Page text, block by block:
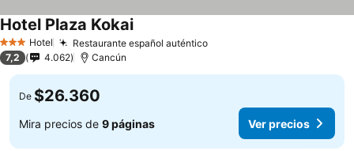
3 Estrellas
Hotel Restaurante español auténtico
Hotel Plaza Kokai
7,2 4.062 Cancún
De $26.360
Mira precios de 9 páginas Ver precios